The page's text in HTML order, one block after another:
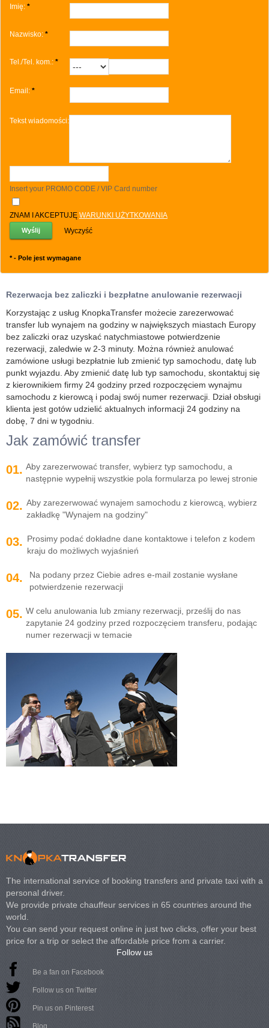
Imię: *
Nazwisko: *
Tel./Tel. kom.: *
Email: *
Tekst wiadomości:
Insert your PROMO CODE / VIP Card number
ZNAM I AKCEPTUJĘ WARUNKI UŻYTKOWANIA
Wyczyść
*- Pole jest wymagane
Rezerwacja bez zaliczki i bezpłatne anulowanie rezerwacji
Korzystając z usług KnopkaTransfer możecie zarezerwować
transfer lub wynajem na godziny w największych miastach Europy
bez zaliczki oraz uzyskać natychmiastowe potwierdzenie
rezerwacji, zaledwie w 2-3 minuty. Można również anulować
zamówione usługi bezpłatnie lub zmienić typ samochodu, datę lub
punkt wyjazdu. Aby zmienić datę lub typ samochodu, skontaktuj się
z kierownikiem firmy 24 godziny przed rozpoczęciem wynajmu
samochodu z kierowcą i podaj swój numer rezerwacji. Dział obsługi
klienta jest gotów udzielić aktualnych informacji 24 godziny na
dobę, 7 dni w tygodniu.
Jak zamówić transfer
01. Aby zarezerwować transfer, wybierz typ samochodu, a
następnie wypełnij wszystkie pola formularza po lewej stronie
02. Aby zarezerwować wynajem samochodu z kierowcą, wybierz
zakładkę "Wynajem na godziny"
03. Prosimy podać dokładne dane kontaktowe i telefon z kodem
kraju do możliwych wyjaśnień
04.
Na podany przez Ciebie adres e-mail zostanie wysłane
potwierdzenie rezerwacji
05. W celu anulowania lub zmiany rezerwacji, prześlij do nas
zapytanie 24 godziny przed rozpoczęciem transferu, podając
numer rezerwacji w temacie
The international service of booking transfers and private taxi with a
personal driver.
We provide private chauffeur services in 65 countries around the
world.
You can send your request online in just two clicks, offer your best
price for a trip or select the affordable price from a carrier.
Follow us
Be a fan on Facebook
Follow us on Twitter
Pin us on Pinterest
Blog